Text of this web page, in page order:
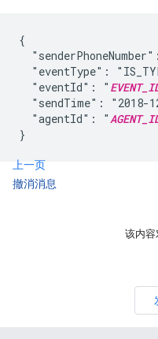
{
"eventType":
  "eventId": "
"sendTime": "2018-
  "agentId": "
}
上一页
撤消消息
该内容